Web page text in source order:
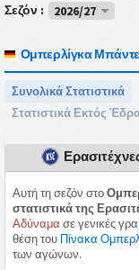
Σεζόν :
2026/27
Ομπερλίγκα
Συνολικά Στατιστικά
Στατιστικά Εκτός
Αυτή τη σεζόν στο
στατιστικά της
Αδύναμα σε γενικές
θέση του Πίνακα
των αγώνων.